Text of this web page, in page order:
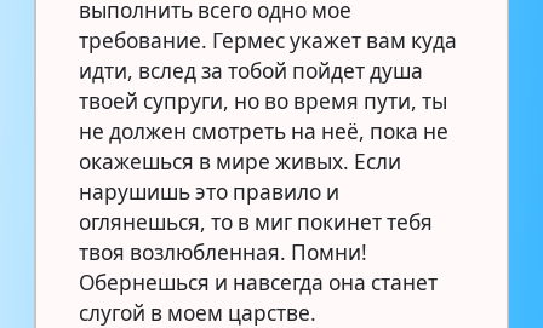
выполнить всего одно мое
требование. Гермес укажет вам куда
идти, вслед за тобой пойдет душа
твоей супруги, но во время пути, ты
не должен смотреть на неё, пока не
окажешься в мире живых. Если
нарушишь это правило и
оглянешься, то в миг покинет тебя
твоя возлюбленная. Помни!
Обернешься и навсегда она станет
слугой в моем царстве.